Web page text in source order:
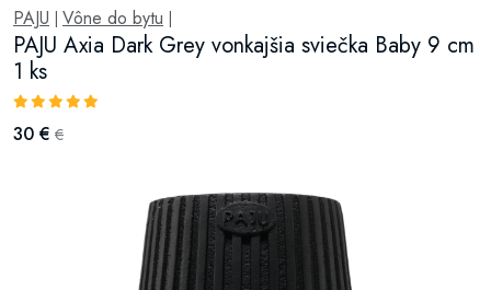
PAJU Vône do bytu
PAJU Axia Dark Grey vonkajšia sviečka Baby 9 cm
1 ks
30 € €